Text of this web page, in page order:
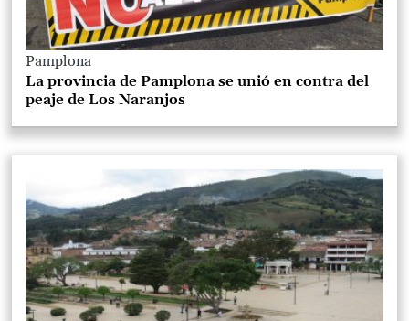
Pamplona
La provincia de Pamplona se unió en contra del
peaje de Los Naranjos